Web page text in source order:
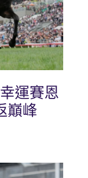
運賽恩
巔峰